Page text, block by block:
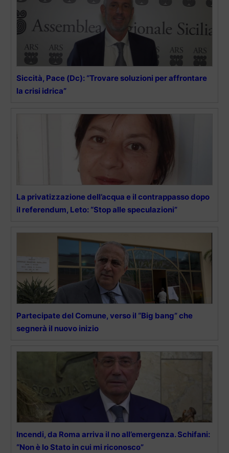
Siccità, Pace (Dc): “Trovare soluzioni per affrontare
la crisi idrica”
La privatizzazione dell’acqua e il contrappasso dopo
il referendum, Leto: “Stop alle speculazioni”
Partecipate del Comune, verso il “Big bang” che
segnerà il nuovo inizio
Incendi, da Roma arriva il no all’emergenza. Schifani:
“Non è lo Stato in cui mi riconosco”